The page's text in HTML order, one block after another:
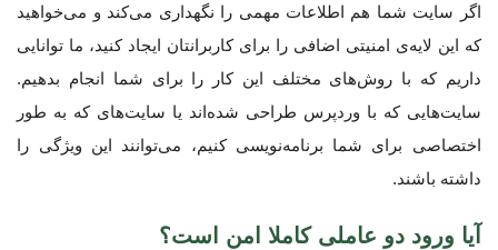
اگر سایت شما هم اطلاعات مهمی را نگهداری می‌کند و می‌خواهید
که این لایه‌ی امنیتی اضافی را برای کاربرانتان ایجاد کنید، ما توانایی
داریم که با روش‌های مختلف این کار را برای شما انجام بدهیم.
سایت‌هایی که با وردپرس طراحی شده‌اند یا سایت‌های که به طور
اختصاصی برای شما برنامه‌نویسی کنیم، می‌توانند این ویژگی را
داشته باشند.
آیا ورود دو عاملی کاملا امن است؟